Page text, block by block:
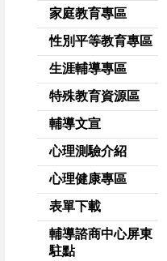
家庭教育專區
性別平等教育專區
生涯輔導專區
特殊教育資源區
輔導文宣
心理測驗介紹
心理健康專區
表單下載
輔導諮商中心屏東
駐點